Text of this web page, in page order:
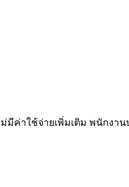
ม่มีค่าใช้จ่ายเพิ่มเติม พนักง